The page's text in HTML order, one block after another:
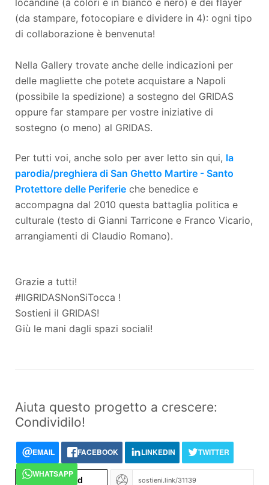
locandine (a colori e in bianco e nero) e dei flayer
(da stampare, fotocopiare e dividere in 4): ogni tipo
di collaborazione è benvenuta!
Nella Gallery trovate anche delle indicazioni per
delle magliette che potete acquistare a Napoli
(possibile la spedizione) a sostegno del GRIDAS
oppure far stampare per vostre iniziative di
sostegno (o meno) al GRIDAS.
Per tutti voi, anche solo per aver letto sin qui, la
parodia/preghiera di San Ghetto Martire - Santo
Protettore delle Periferie che benedice e
accompagna dal 2010 questa battaglia politica e
culturale (testo di Gianni Tarricone e Franco Vicario,
arrangiamenti di Claudio Romano).
Grazie a tutti!
#IlGRIDASNonSiTocca !
Sostieni il GRIDAS!
Giù le mani dagli spazi sociali!
Aiuta questo progetto a crescere:
Condividilo!
EMAIL FACEBOOK LINKEDIN
TWITTER
WHATSAPP
Embed